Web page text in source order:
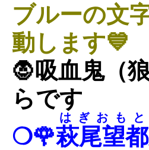
ブルーの文
動します💙
🧛吸血鬼（
らです
❍🌹萩尾望都
はぎおもと